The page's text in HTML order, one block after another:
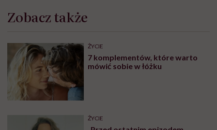
Zobacz także
ŻYCIE
7 komplementów, które warto
mówić sobie w łóżku
ŻYCIE